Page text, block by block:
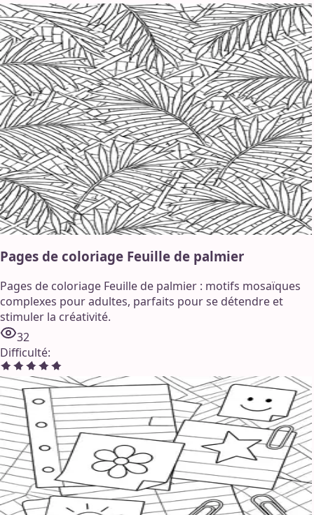
Pages de coloriage Feuille de palmier
Pages de coloriage Feuille de palmier : motifs mosaïques
complexes pour adultes, parfaits pour se détendre et
stimuler la créativité.
32
Difficulté: